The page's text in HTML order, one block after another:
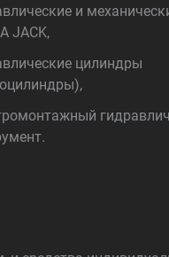
и
JACK,
цилиндры